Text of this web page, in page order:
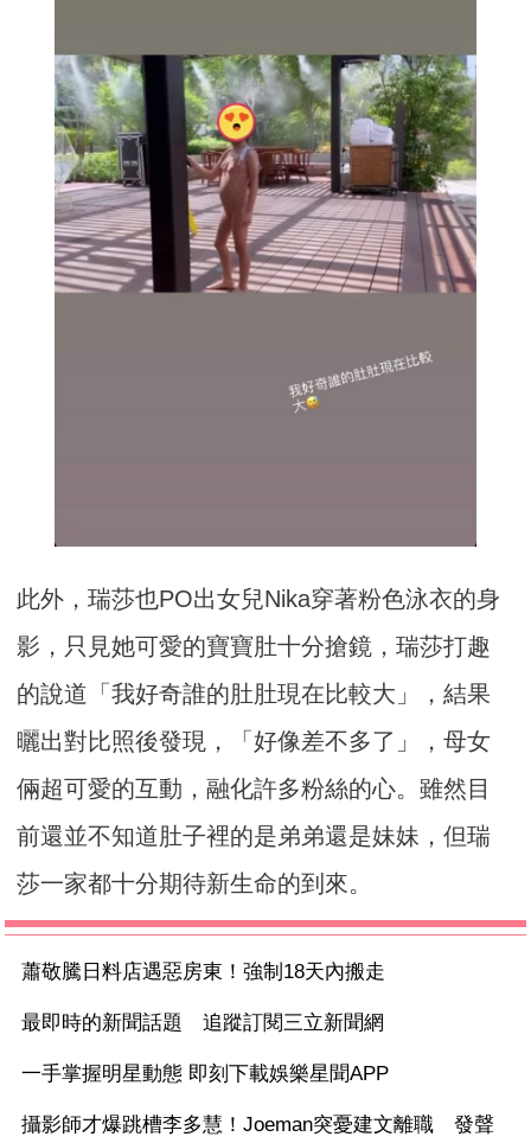
此外，瑞莎也PO出女兒Nika穿著粉色泳衣的身
影，只見她可愛的寶寶肚十分搶鏡，瑞莎打趣
的說道「我好奇誰的肚肚現在比較大」，結果
曬出對比照後發現，「好像差不多了」，母女
倆超可愛的互動，融化許多粉絲的心。雖然目
前還並不知道肚子裡的是弟弟還是妹妹，但瑞
莎一家都十分期待新生命的到來。
蕭敬騰日料店遇惡房東！強制18天內搬走
最即時的新聞話題 追蹤訂閱三立新聞網
一手掌握明星動態 即刻下載娛樂星聞APP
攝影師才爆跳槽李多慧！Joeman突憂建文離職 發聲